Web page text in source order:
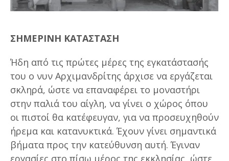
ΣΗΜΕΡΙΝΗ ΚΑΤΑΣΤΑΣΗ
Ήδη από τις πρώτες μέρες της εγκατάστασής
του ο νυν Αρχιμανδρίτης άρχισε να εργάζεται
σκληρά, ώστε να επαναφέρει το μοναστήρι
στην παλιά του αίγλη, να γίνει ο χώρος όπου
οι πιστοί θα κατέφευγαν, για να προσευχηθούν
ήρεμα και κατανυκτικά. Έχουν γίνει σημαντικά
βήματα προς την κατεύθυνση αυτή. Έγιναν
εργασίες στο πίσω μέρος της εκκλησίας, ώστε